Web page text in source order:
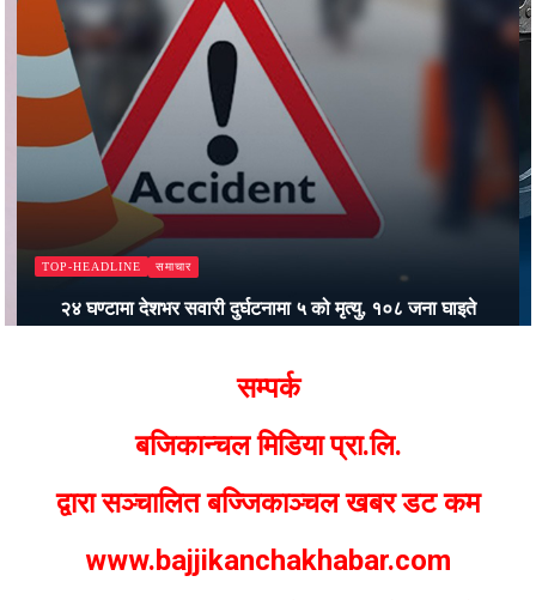
TOP-HEADLINE समाचार
२४ घण्टामा देशभर सवारी दुर्घटनामा ५ को मृत्यु, १०८ जना घाइते
सम्पर्क
बजिकान्चल मिडिया प्रा.लि.
द्वारा सञ्चालित बज्जिकाञ्चल खबर डट कम
www.bajjikanchakhabar.com